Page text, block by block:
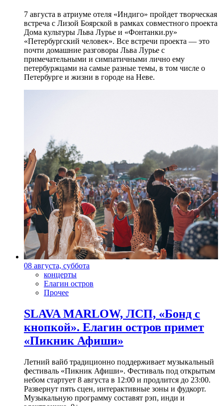
7 августа в атриуме отеля «Индиго» пройдет творческая
встреча с Лизой Боярской в рамках совместного проекта
Дома культуры Льва Лурье и «Фонтанки.ру»
«Петербургский человек». Все встречи проекта — это
почти домашние разговоры Льва Лурье с
примечательными и симпатичными лично ему
петербуржцами на самые разные темы, в том числе о
Петербурге и жизни в городе на Неве.
08 августа, суббота
концерты
Елагин остров
Прочее
SLAVA MARLOW, ЛСП, «Бонд с
кнопкой». Елагин остров примет
«Пикник Афиши»
Летний вайб традиционно поддерживает музыкальный
фестиваль «Пикник Афиши». Фестиваль под открытым
небом стартует 8 августа в 12:00 и продлится до 23:00.
Развернут пять сцен, интерактивные зоны и фудкорт.
Музыкальную программу составят рэп, инди и